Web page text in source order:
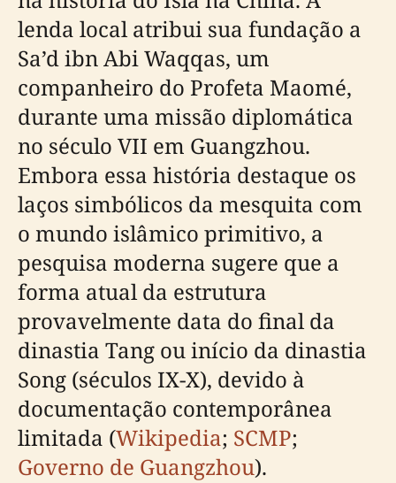
lenda local atribui sua fundação a
Sa’d ibn Abi Waqqas, um
companheiro do Profeta Maomé,
durante uma missão diplomática
no século VII em Guangzhou.
Embora essa história destaque os
laços simbólicos da mesquita com
o mundo islâmico primitivo, a
pesquisa moderna sugere que a
forma atual da estrutura
provavelmente data do final da
dinastia Tang ou início da dinastia
Song (séculos IX-X), devido à
documentação contemporânea
limitada (Wikipedia; SCMP;
Governo de Guangzhou).